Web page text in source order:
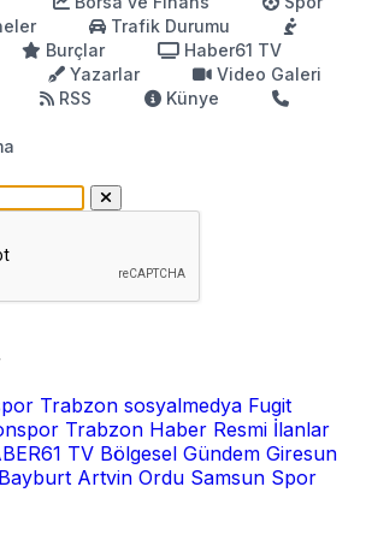
Trafik Durumu
Burçlar
Haber61 TV
Yazarlar
Video Galeri
RSS
Künye
Trabzon sosyalmedya Fugit
Trabzon Haber Resmi İlanlar
TV Bölgesel Gündem Giresun
Bayburt Artvin Ordu Samsun Spor